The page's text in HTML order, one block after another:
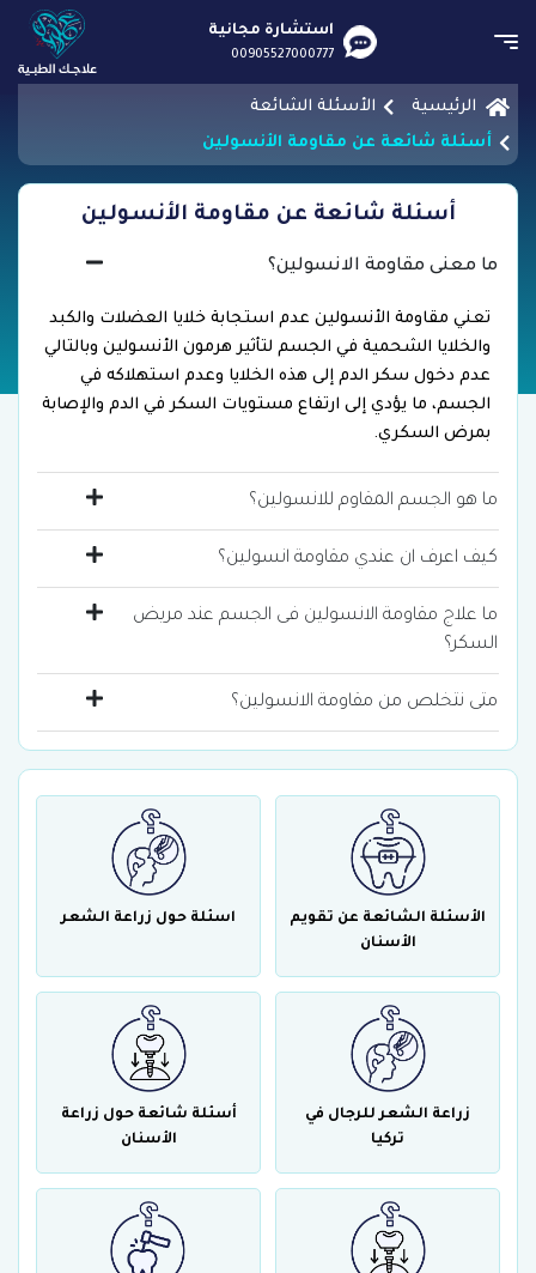
استشارة مجانية
00905527000777
الرئيسية
الأسئلة الشائعة
أسئلة شائعة عن مقاومة الأنسولين
أسئلة شائعة عن مقاومة الأنسولين
ما معنى مقاومة الانسولين؟
تعني مقاومة الأنسولين عدم استجابة خلايا العضلات والكبد
والخلايا الشحمية في الجسم لتأثير هرمون الأنسولين وبالتالي
عدم دخول سكر الدم إلى هذه الخلايا وعدم استهلاكه في
الجسم، ما يؤدي إلى ارتفاع مستويات السكر في الدم والإصابة
بمرض السكري.
ما هو الجسم المقاوم للانسولين؟
كيف اعرف ان عندي مقاومة انسولين؟
ما علاج مقاومة الانسولين فى الجسم عند مريض
السكر؟
متى نتخلص من مقاومة الانسولين؟
الأسئلة الشائعة عن تقويم
الأسنان
اسئلة حول زراعة الشعر
زراعة الشعر للرجال في
تركيا
أسئلة شائعة حول زراعة
الأسنان